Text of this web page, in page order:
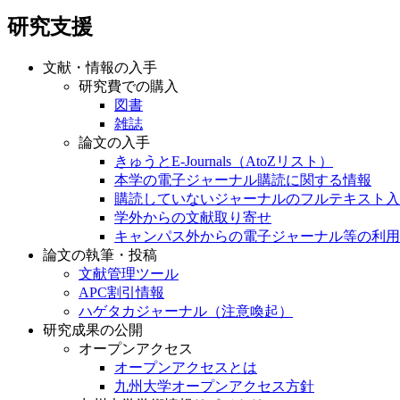
研究支援
文献・情報の入手
研究費での購入
図書
雑誌
論文の入手
きゅうとE-Journals（AtoZリスト）
本学の電子ジャーナル購読に関する情報
購読していないジャーナルのフルテキスト
学外からの文献取り寄せ
キャンパス外からの電子ジャーナル等の利用
論文の執筆・投稿
文献管理ツール
APC割引情報
ハゲタカジャーナル（注意喚起）
研究成果の公開
オープンアクセス
オープンアクセスとは
九州大学オープンアクセス方針